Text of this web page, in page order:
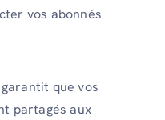
vos abonnés
que vos
partagés aux